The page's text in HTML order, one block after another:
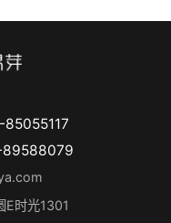
89588079
E时光1301